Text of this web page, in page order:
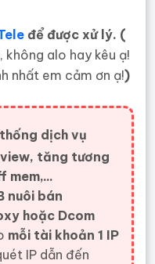
để được xử lý. (
alo hay kêu ạ!
nhất em cảm ơn ạ!)
dịch vụ
tăng tương
mem,...
nuôi bán
hoặc Dcom
mỗi tài khoản 1 IP
IP dẫn đến